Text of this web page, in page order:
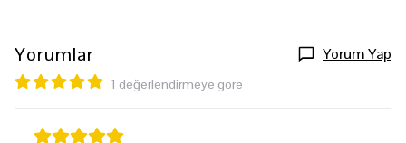
Yorumlar Yorum Yap
1 değerlendirmeye göre